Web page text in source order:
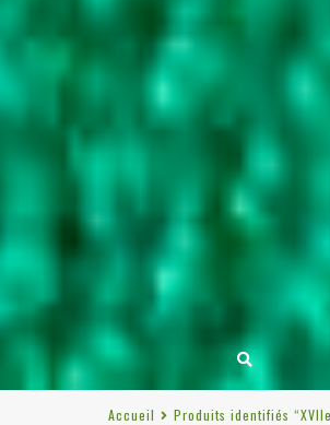
Accueil Produits identifiés